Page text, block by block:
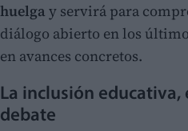
huelga y servirá para
diálogo abierto en los
en avances concretos.
La inclusión educativa,
debate